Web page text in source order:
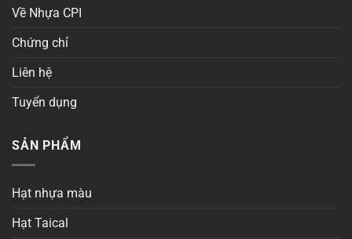
Về Nhựa CPI
Chứng chỉ
Liên hệ
Tuyển dụng
SẢN PHẨM
Hạt nhựa màu
Hạt Taical